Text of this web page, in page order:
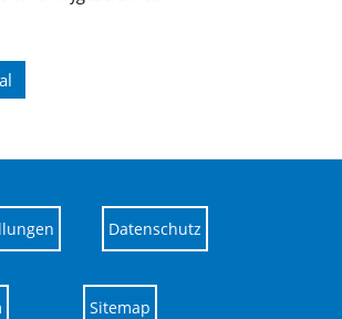
Datenschutz
Sitemap